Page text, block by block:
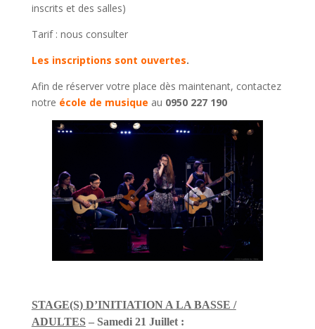
inscrits et des salles)
Tarif : nous consulter
Les inscriptions sont ouvertes.
Afin de réserver votre place dès maintenant, contactez
notre école de musique au 0950 227 190
STAGE(S) D’INITIATION A LA BASSE /
ADULTES– Samedi 21 Juillet :